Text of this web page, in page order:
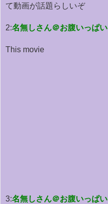
て動画が話題らしいぞ
2:名無しさん＠お腹いっぱい
This movie
3:名無しさん＠お腹いっぱい